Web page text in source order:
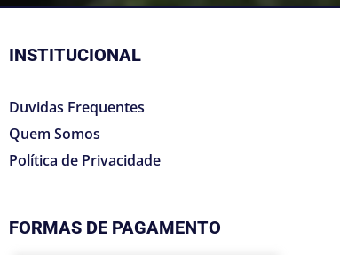
INSTITUCIONAL
Duvidas Frequentes
Quem Somos
Política de Privacidade
FORMAS DE PAGAMENTO